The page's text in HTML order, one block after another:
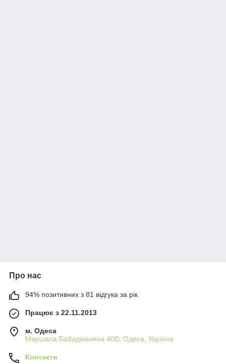
Про нас
94% позитивних з 81 відгука за рік
Працює з 22.11.2013
м. Одеса
Маршала Бабаджаняна 40В, Одеса, Україна
Контакти